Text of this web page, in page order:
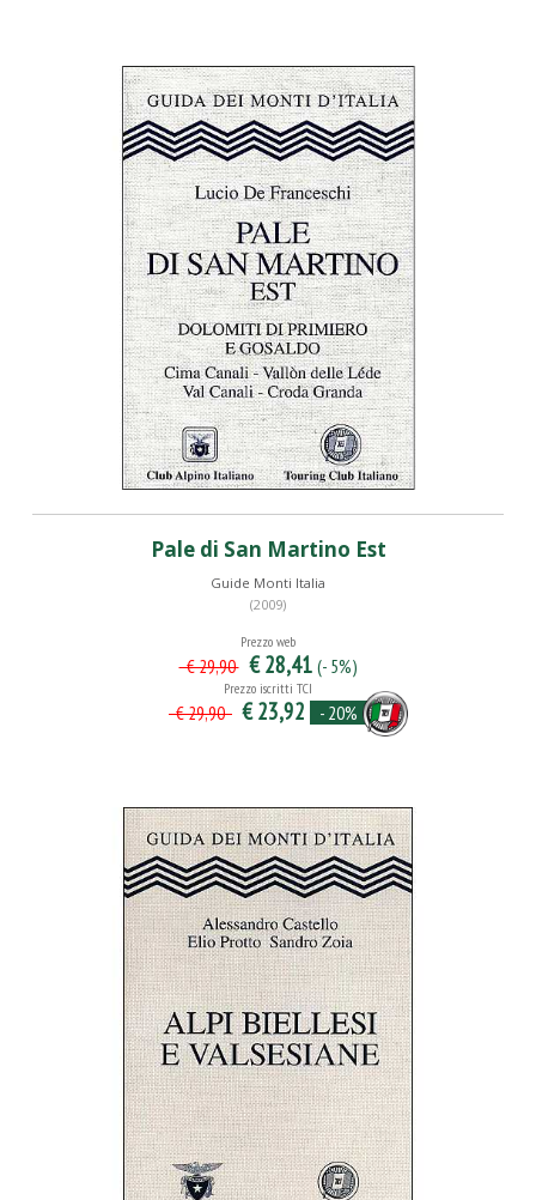
Pale di San Martino Est
Guide Monti Italia
(2009)
Prezzo web
€ 29,90 € 28,41 (- 5%)
Prezzo iscritti TCI
€ 29,90 € 23,92 - 20%